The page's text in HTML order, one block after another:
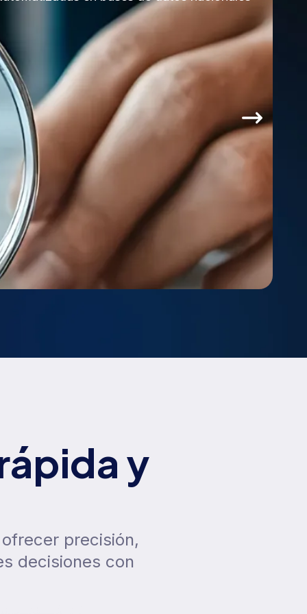
y
precisión,
decisiones con